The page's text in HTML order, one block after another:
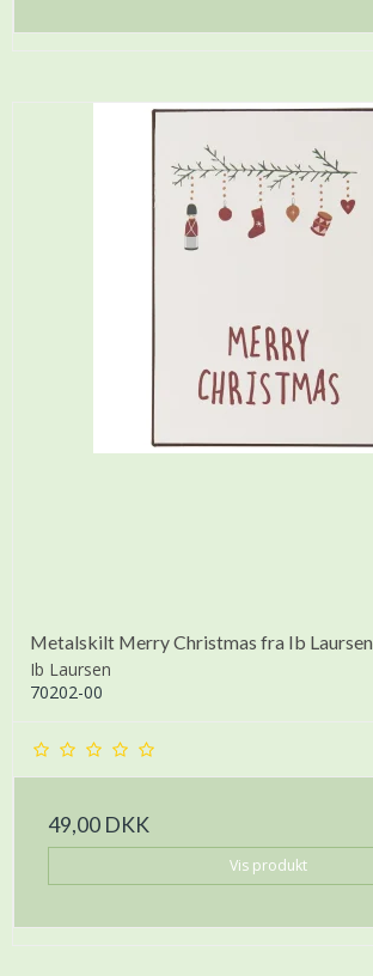
Metalskilt Merry Christmas fra Ib Laursen
Ib Laursen
70202-00
49,00 DKK
Vis produkt